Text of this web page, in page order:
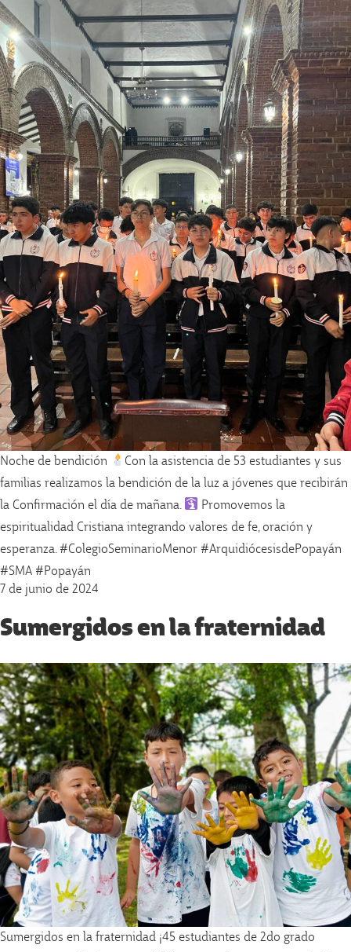
Noche de bendición
Con la asistencia de 53 estudiantes y sus
familias realizamos la bendición de la luz a jóvenes que recibirán
la Confirmación el día de mañana.
Promovemos la
espiritualidad Cristiana integrando valores de fe, oración y
esperanza. #ColegioSeminarioMenor #ArquidiócesisdePopayán
#SMA #Popayán
7 de junio de 2024
Sumergidos en la fraternidad
Sumergidos en la fraternidad ¡45 estudiantes de 2do grado